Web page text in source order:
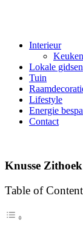
Interieur
Keuken
Lokale gidsen
Tuin
Lifestyle
Energie
Contact
Knusse
Table of